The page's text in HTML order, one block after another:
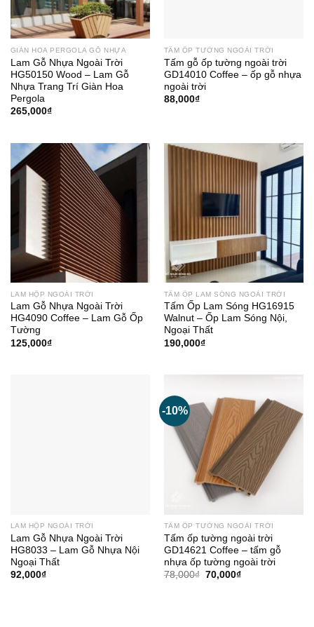
GIÀN HOA PERGOLA GỖ NHỰA
Lam Gỗ Nhựa Ngoài Trời
HG50150 Wood – Lam Gỗ
Nhựa Trang Trí Giàn Hoa
Pergola
265,000₫
TẤM ỐP TƯỜNG NGOÀI TRỜI
Tấm gỗ ốp tường ngoài trời
GD14010 Coffee – ốp gỗ nhựa
ngoài trời
88,000₫
LAM HỘP NGOÀI TRỜI
Lam Gỗ Nhựa Ngoài Trời
HG4090 Coffee – Lam Gỗ Ốp
Tường
125,000₫
TẤM ỐP LAM SÓNG NGOÀI TRỜI
Tấm Ốp Lam Sóng HG16915
Walnut – Ốp Lam Sóng Nội,
Ngoại Thất
190,000₫
LAM HỘP NGOÀI TRỜI
Lam Gỗ Nhựa Ngoài Trời
HG8033 – Lam Gỗ Nhựa Nội
Ngoại Thất
92,000₫
-10%
TẤM ỐP TƯỜNG NGOÀI TRỜI
Tấm ốp tường ngoài trời
GD14621 Coffee – tấm gỗ
nhựa ốp tường ngoài trời
78,000₫ Giá
70,000₫Giá